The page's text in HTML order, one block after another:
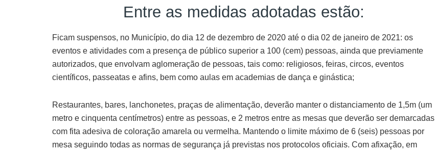
Entre as medidas adotadas estão:
Ficam suspensos, no Município, do dia 12 de dezembro de 2020 até o dia 02 de janeiro de 2021: os
eventos e atividades com a presença de público superior a 100 (cem) pessoas, ainda que previamente
autorizados, que envolvam aglomeração de pessoas, tais como: religiosos, feiras, circos, eventos
científicos, passeatas e afins, bem como aulas em academias de dança e ginástica;
Restaurantes, bares, lanchonetes, praças de alimentação, deverão manter o distanciamento de 1,5m (um
metro e cinquenta centímetros) entre as pessoas, e 2 metros entre as mesas que deverão ser demarcadas
com fita adesiva de coloração amarela ou vermelha. Mantendo o limite máximo de 6 (seis) pessoas por
mesa seguindo todas as normas de segurança já previstas nos protocolos oficiais. Com afixação, em